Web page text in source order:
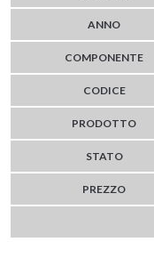
ANNO
COMPONENTE
CODICE
PRODOTTO
STATO
PREZZO